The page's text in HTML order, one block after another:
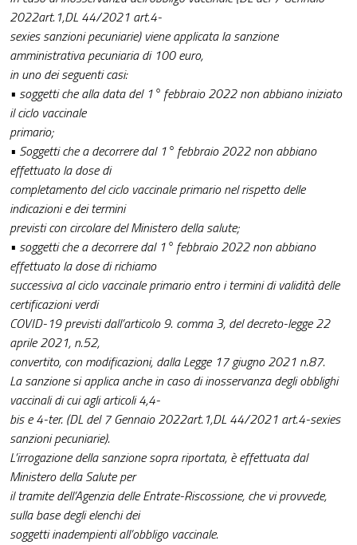
2022art.1,DL 44/2021 art.4-
sexies sanzioni pecuniarie) viene applicata la sanzione
amministrativa pecuniaria di 100 euro,
in uno dei seguenti casi:
• soggetti che alla data del 1° febbraio 2022 non abbiano iniziato
il ciclo vaccinale
primario;
• Soggetti che a decorrere dal 1° febbraio 2022 non abbiano
effettuato la dose di
completamento del ciclo vaccinale primario nel rispetto delle
indicazioni e dei termini
previsti con circolare del Ministero della salute;
• soggetti che a decorrere dal 1° febbraio 2022 non abbiano
effettuato la dose di richiamo
successiva al ciclo vaccinale primario entro i termini di validità delle
certificazioni verdi
COVID-19 previsti dall’articolo 9. comma 3, del decreto-legge 22
aprile 2021, n.52,
convertito, con modificazioni, dalla Legge 17 giugno 2021 n.87.
La sanzione si applica anche in caso di inosservanza degli obblighi
vaccinali di cui agli articoli 4,4-
bis e 4-ter. (DL del 7 Gennaio 2022art.1,DL 44/2021 art.4-sexies
sanzioni pecuniarie).
L’irrogazione della sanzione sopra riportata, è effettuata dal
Ministero della Salute per
il tramite dell’Agenzia delle Entrate-Riscossione, che vi provvede,
sulla base degli elenchi dei
soggetti inadempienti all’obbligo vaccinale.